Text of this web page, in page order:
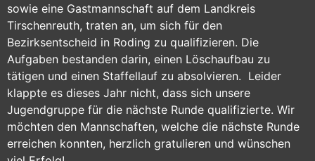
sowie eine Gastmannschaft auf dem Landkreis
Tirschenreuth, traten an, um sich für den
Bezirksentscheid in Roding zu qualifizieren. Die
Aufgaben bestanden darin, einen Löschaufbau zu
tätigen und einen Staffellauf zu absolvieren. Leider
klappte es dieses Jahr nicht, dass sich unsere
Jugendgruppe für die nächste Runde qualifizierte. Wir
möchten den Mannschaften, welche die nächste Runde
erreichen konnten, herzlich gratulieren und wünschen